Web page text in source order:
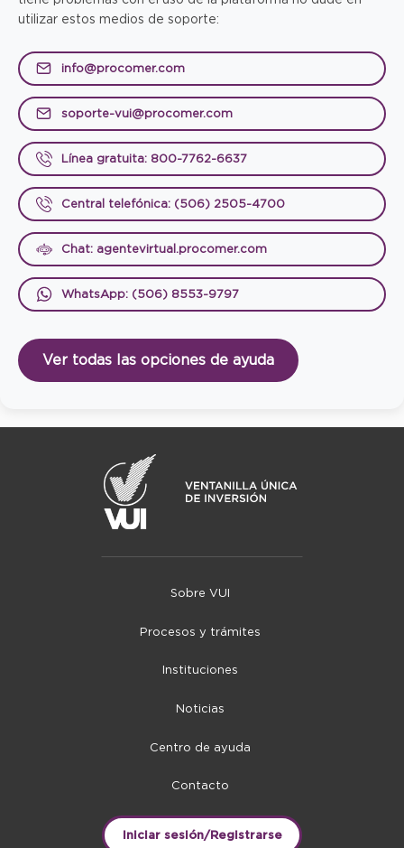
utilizar estos medios de soporte:
info@procomer.com
soporte-vui@procomer.com
Línea gratuita: 800-7762-6637
Central telefónica: (506) 2505-4700
Chat: agentevirtual.procomer.com
WhatsApp: (506) 8553-9797
Ver todas las opciones de ayuda
Sobre VUI
Procesos y trámites
Instituciones
Noticias
Centro de ayuda
Contacto
Iniciar sesión/Registrarse